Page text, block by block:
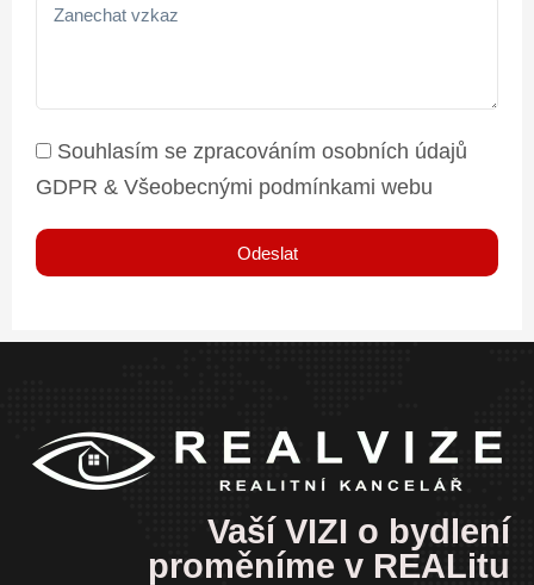
Souhlasím se zpracováním osobních údajů
GDPR & Všeobecnými podmínkami webu
Odeslat
Vaší VIZI o bydlení
proměníme v REALitu